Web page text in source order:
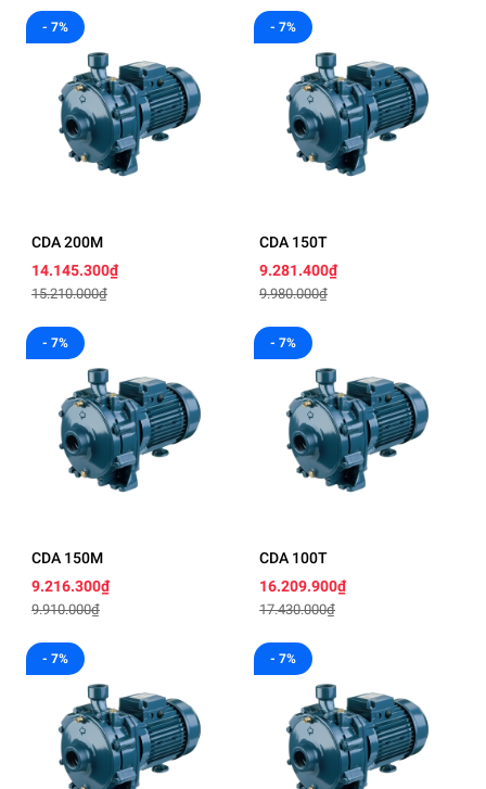
- 7%
CDA 200M
14.145.300₫
15.210.000₫
- 7%
CDA 150T
9.281.400₫
9.980.000₫
- 7%
CDA 150M
9.216.300₫
9.910.000₫
- 7%
CDA 100T
16.209.900₫
17.430.000₫
- 7% - 7%